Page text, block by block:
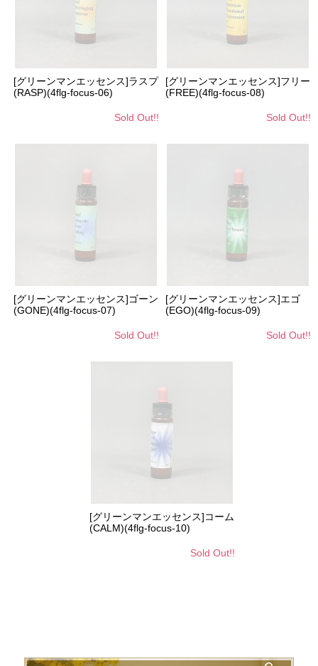
[グリーンマンエッセンス]ラスプ
(RASP)(4flg-focus-06)
Sold Out!!
[グリーンマンエッセンス]フリー
(FREE)(4flg-focus-08)
Sold Out!!
[グリーンマンエッセンス]ゴーン
(GONE)(4flg-focus-07)
Sold Out!!
[グリーンマンエッセンス]エゴ
(EGO)(4flg-focus-09)
Sold Out!!
[グリーンマンエッセンス]コーム
(CALM)(4flg-focus-10)
Sold Out!!